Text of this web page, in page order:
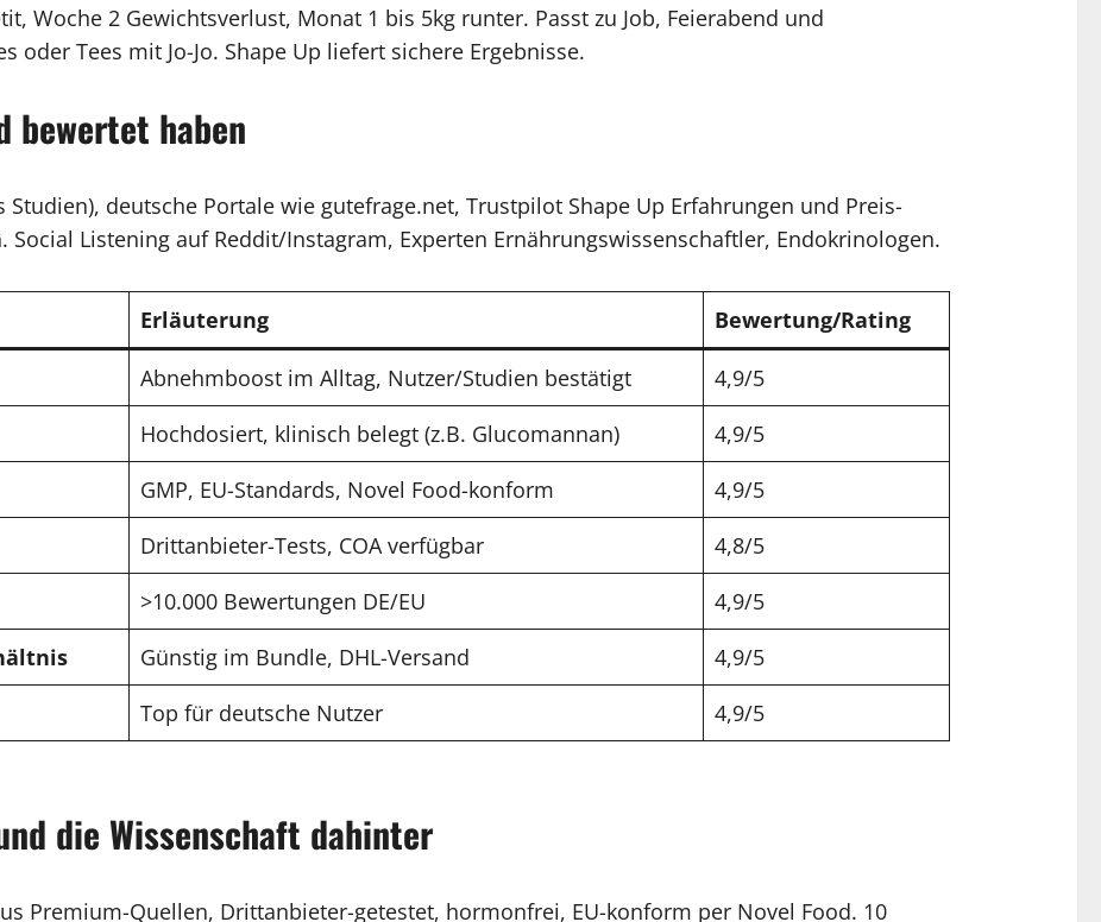
Woche 2 Gewichtsverlust, Monat 1 bis 5kg runter. Passt zu Job, Feierabend und
oder Tees mit Jo-Jo. Shape Up liefert sichere Ergebnisse.
bewertet haben
deutsche Portale wie gutefrage.net, Trustpilot Shape Up Erfahrungen und Preis-
Social Listening auf Reddit/Instagram, Experten Ernährungswissenschaftler, Endokrinologen.
Erläuterung Bewertung/Rating
Abnehmboost im Alltag, Nutzer/Studien bestätigt
4,9/5
Hochdosiert, klinisch belegt (z.B. Glucomannan)
4,9/5
GMP, EU-Standards, Novel Food-konform
4,9/5
Drittanbieter-Tests, COA verfügbar
4,8/5
>10.000 Bewertungen DE/EU
4,9/5
Günstig im Bundle, DHL-Versand
4,9/5
Top für deutsche Nutzer 4,9/5
die Wissenschaft dahinter
Premium-Quellen, Drittanbieter-getestet, hormonfrei, EU-konform per Novel Food. 10